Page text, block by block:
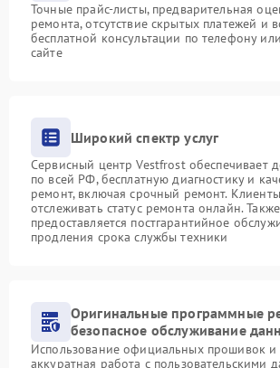
Точные прайс-листы, предварительная
ремонта, отсутствие скрытых платежей и
бесплатной консультации по телефону
сайте
Широкий спектр услуг
Сервисный центр Vestfrost обеспечивает
по всей РФ, бесплатную диагностику и
ремонт, включая срочный ремонт.
отслеживать статус ремонта онлайн. Также
предоставляется постгарантийное
продления срока службы техники
Оригинальные программные
безопасное обслуживание
Использование официальных прошивок и
аккуратная работа с пользовательскими